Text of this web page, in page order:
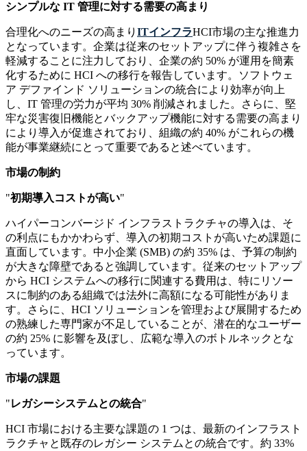
シンプルな IT 管理に対する需要の高まり
合理化へのニーズの高まり ITインフラHCI市場の主な推進力
となっています。企業は従来のセットアップに伴う複雑さを
軽減することに注力しており、企業の約 50% が運用を簡素
化するために HCI への移行を報告しています。ソフトウェ
ア デファインド ソリューションの統合により効率が向上
し、IT 管理の労力が平均 30% 削減されました。さらに、堅
牢な災害復旧機能とバックアップ機能に対する需要の高まり
により導入が促進されており、組織の約 40% がこれらの機
能が事業継続にとって重要であると述べています。
市場の制約
"初期導入コストが高い"
ハイパーコンバージド インフラストラクチャの導入は、そ
の利点にもかかわらず、導入の初期コストが高いため課題に
直面しています。中小企業 (SMB) の約 35% は、予算の制約
が大きな障壁であると強調しています。従来のセットアップ
から HCI システムへの移行に関連する費用は、特にリソー
スに制約のある組織では法外に高額になる可能性がありま
す。さらに、HCI ソリューションを管理および展開するため
の熟練した専門家が不足していることが、潜在的なユーザー
の約 25% に影響を及ぼし、広範な導入のボトルネックとな
っています。
市場の課題
"レガシーシステムとの統合"
HCI 市場における主要な課題の 1 つは、最新のインフラスト
ラクチャと既存のレガシー システムとの統合です。約 33%